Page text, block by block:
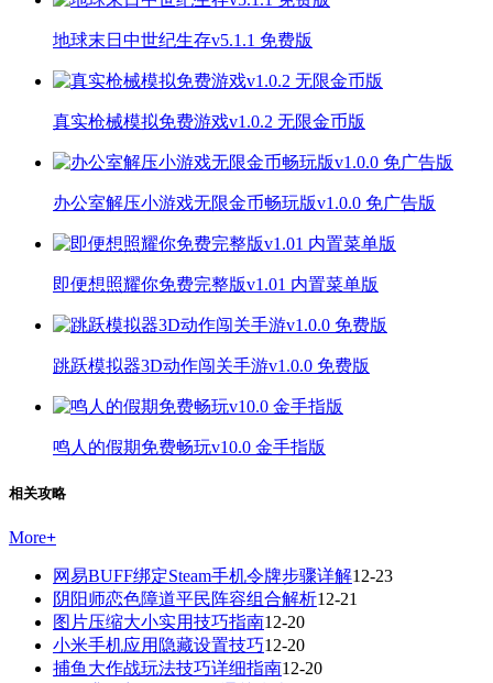
地球末日中世纪生存v5.1.1 免费版
真实枪械模拟免费游戏v1.0.2 无限金币版
办公室解压小游戏无限金币畅玩版v1.0.0 免广告版
即便想照耀你免费完整版v1.01 内置菜单版
跳跃模拟器3D动作闯关手游v1.0.0 免费版
鸣人的假期免费畅玩v10.0 金手指版
相关攻略
More+
网易BUFF绑定Steam手机令牌步骤详解12-23
阴阳师恋色障道平民阵容组合解析12-21
图片压缩大小实用技巧指南12-20
小米手机应用隐藏设置技巧12-20
捕鱼大作战玩法技巧详细指南12-20